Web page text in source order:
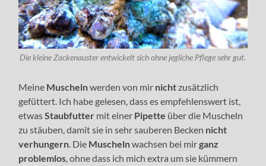
Die kleine Zackenauster entwickelt sich ohne jegliche Pflege sehr gut.
Meine Muschelnwerden von mir nichtzusätzlich
gefüttert. Ich habe gelesen, dass es empfehlenswert ist,
etwasStaubfutter mit einer Pipette über die Muscheln
zu stäuben, damit sie in sehr sauberen Becken nicht
verhungern. Die Muschelnwachsen bei mirganz
problemlos, ohne dass ich mich extra um sie kümmern